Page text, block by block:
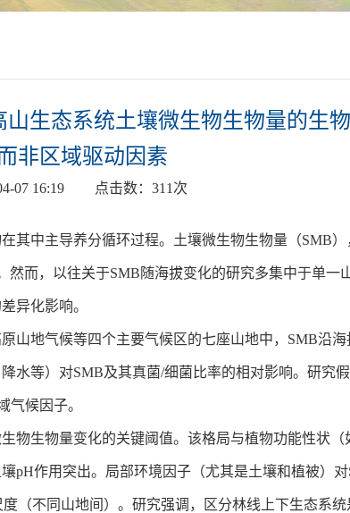
山生态系统土壤微生物生物量的生
非区域驱动因素
07 16:19 点击数： 311 次
其中主导养分循环过程。土壤微生物生物量（SMB
而，以往关于SMB随海拔变化的研究多集中于单一
异化影响。
山地气候等四个主要气候区的七座山地中，SMB沿
水等）对SMB及其真菌/细菌比率的相对影响。研究
气候因子。
物生物量变化的关键阈值。该格局与植物功能性状
pH作用突出。局部环境因子（尤其是土壤和植被）
（不同山地间）。研究强调，区分林线上下生态系